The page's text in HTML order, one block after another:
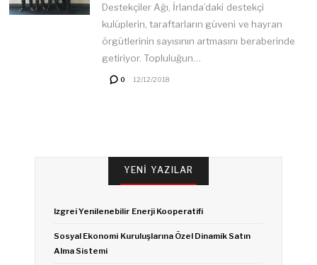
Destekçiler Ağı, İrlanda’daki destekçi
kulüplerin, taraftarların güveni ve hayran
örgütlerinin sayısının artmasını beraberinde
getiriyor. Topluluğun…
0 12/12/2018
YENI YAZILAR
Izgrei Yenilenebilir Enerji Kooperatifi
Sosyal Ekonomi Kuruluşlarına Özel Dinamik Satın
Alma Sistemi